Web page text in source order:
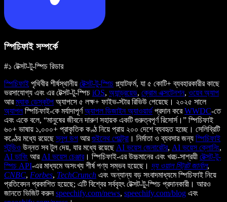
স্পিচিফাই সম্পর্কে
#১ টেক্সট-টু-স্পিচ রিডার
স্পিচিফাই পৃথিবীর শীর্ষস্থানীয় টেক্সট-টু-স্পিচ প্ল্যাটফর্ম, যা ৫ কোটি+ ব্যবহারকারীর কাছে
ভরসাযোগ্য এবং এর টেক্সট-টু-স্পিচ iOS, অ্যান্ড্রয়েড, ক্রোম এক্সটেনশন, ওয়েব অ্যাপ
আরম্যাক ডেস্কটপ অ্যাপসে ৫ লক্ষ+ ফাইভ-স্টার রিভিউ পেয়েছে। ২০২৫ সালে
অ্যাপলস্পিচিফাই-কে মর্যাদাপূর্ণঅ্যাপল ডিজাইন অ্যাওয়ার্ড প্রদান করেWWDC-তে
এবং একে বলে, “মানুষের জীবনে দারুণ সহায়ক একটি গুরুত্বপূর্ণ রিসোর্স।” স্পিচিফাই
৬০+ ভাষায় ১,০০০+ প্রাকৃতিক কণ্ঠ নিয়ে প্রায় ২০০ দেশে ব্যবহৃত হচ্ছে। সেলিব্রিটি
কণ্ঠের মধ্যে রয়েছেস্নুপ ডগ আরগুইনেথ পেল্ট্রো । নির্মাতা ও ব্যবসার জন্য স্পিচিফাই
স্টুডিও উন্নত সব টুল দেয়, যার মধ্যে রয়েছে AI ভয়েস জেনারেটর, AI ভয়েস ক্লোনিং,
AI ডাবিং আর AI ভয়েস চেঞ্জার। স্পিচিফাই-এর উচ্চমানের এবং খরচ-সাশ্রয়ী টেক্সট-টু-
স্পিচ API-এর মাধ্যমে অসংখ্য শীর্ষ পণ্য সম্ভব হয়েছে। দ্য ওয়াল স্ট্রিট জার্নাল,
CNBC, Forbes, TechCrunch এবং অন্যান্য বড় সংবাদমাধ্যমে স্পিচিফাই নিয়ে
প্রতিবেদন প্রকাশিত হয়েছে; এটি বিশ্বের সর্ববৃহৎ টেক্সট-টু-স্পিচ প্রদানকারী। আরও
জানতে ভিজিট করুনspeechify.com/news, speechify.com/blog এবং